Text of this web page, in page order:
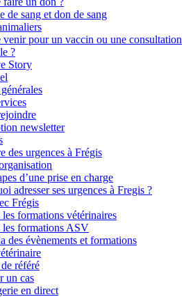
de sang et don de sang
venir pour un vaccin ou une consultation
?
Story
newsletter
des urgences à Frégis
d’une prise en charge
adresser ses urgences à Fregis ?
Frégis
les formations vétérinaires
les formations ASV
des évènements et formations
référé
un cas
en direct